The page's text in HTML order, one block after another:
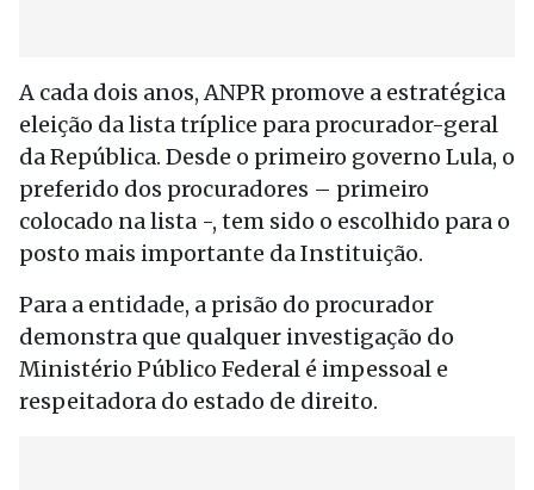
A cada dois anos, ANPR promove a estratégica
eleição da lista tríplice para procurador-geral
da República. Desde o primeiro governo Lula, o
preferido dos procuradores – primeiro
colocado na lista -, tem sido o escolhido para o
posto mais importante da Instituição.
Para a entidade, a prisão do procurador
demonstra que qualquer investigação do
Ministério Público Federal é impessoal e
respeitadora do estado de direito.